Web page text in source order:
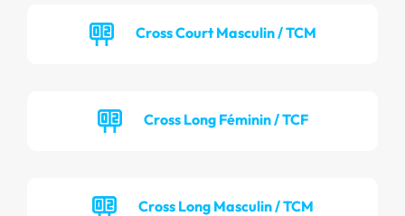
Cross Court Masculin / TCM
Cross Long Féminin / TCF
Cross Long Masculin / TCM